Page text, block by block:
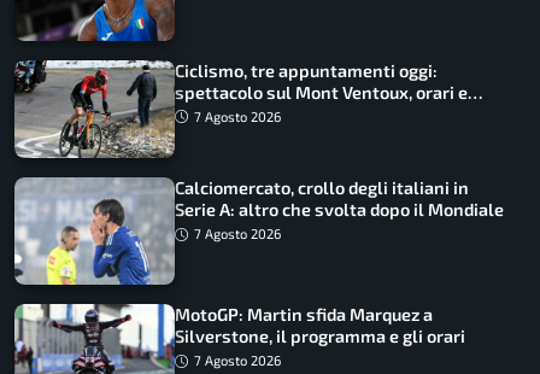
Ciclismo, tre appuntamenti oggi:
spettacolo sul Mont Ventoux, orari e
come vederli
7 Agosto 2026
Calciomercato, crollo degli italiani in
Serie A: altro che svolta dopo il Mondiale
7 Agosto 2026
MotoGP: Martin sfida Marquez a
Silverstone, il programma e gli orari
7 Agosto 2026